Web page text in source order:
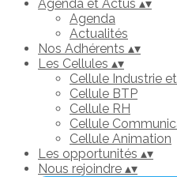
Agenda et Actus ▴▾
Agenda
Actualités
Nos Adhérents ▴▾
Les Cellules ▴▾
Cellule Industrie
Cellule BTP
Cellule RH
Cellule
Cellule Animation
Les opportunités ▴▾
Nous rejoindre ▴▾